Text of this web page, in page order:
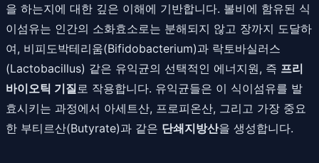
을 하는지에 대한 깊은 이해에 기반합니다. 볼비에 함유된 식
이섬유는 인간의 소화효소로는 분해되지 않고 장까지 도달하
여, 비피도박테리움(Bifidobacterium)과 락토바실러스
(Lactobacillus) 같은 유익균의 선택적인 에너지원, 즉 프리
바이오틱 기질 로 작용합니다. 유익균들은 이 식이섬유를 발
효시키는 과정에서 아세트산, 프로피온산, 그리고 가장 중요
한 부티르산(Butyrate)과 같은 단쇄지방산을 생성합니다.